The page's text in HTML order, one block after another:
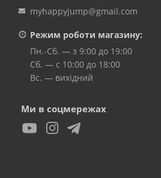
myhappyjump@gmail.com
Режим роботи магазину:
Пн.-Сб. — з 9:00 до 19:00
Сб. — с 10:00 до 18:00
Вс. — вихідний
Ми в соцмережах